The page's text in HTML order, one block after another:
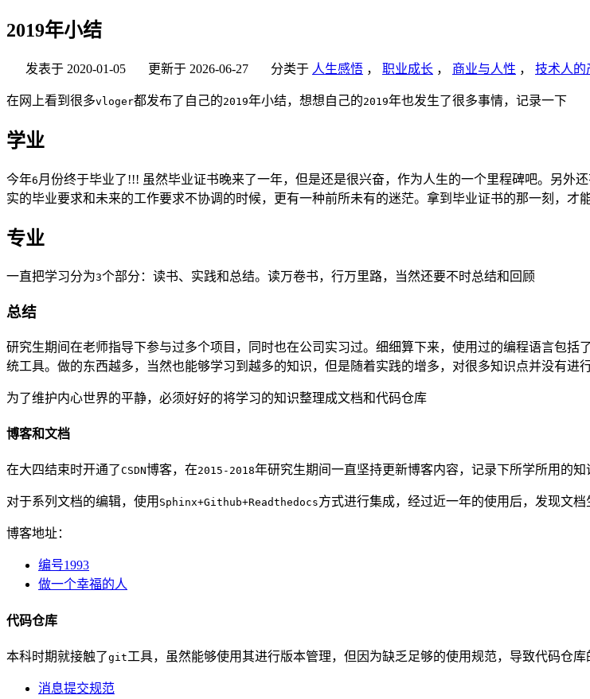
2019年小结
发表于 2020-01-05 更新于 2026-06-27 分类于 人生感悟 ， 职业成长 ， 商业与人性 ， 技术人的
在网上看到很多vloger都发布了自己的2019年小结，想想自己的2019年也发生了很多事情，记录一下
学业
今年6 月份终于毕业了!!! 虽然毕业证书晚来了一年，但是还是很兴奋，作为人生的一个里程碑吧。另外
实的毕业要求和未来的工作要求不协调的时候，更有一种前所未有的迷茫。拿到毕业证书的那一刻，才
专业
一直把学习分为3个部分：读书、实践和总结。读万卷书，行万里路，当然还要不时总结和回顾
总结
研究生期间在老师指导下参与过多个项目，同时也在公司实习过。细细算下来，使用过的编程语言包括了
统工具。做的东西越多，当然也能够学习到越多的知识，但是随着实践的增多，对很多知识点并没有
为了维护内心世界的平静，必须好好的将学习的知识整理成文档和代码仓库
博客和文档
在大四结束时开通了CSDN博客，在2015-2018年研究生期间一直坚持更新博客内容，记录下所学所用的
对于系列文档的编辑，使用 Sphinx+Github+Readthedocs方式进行集成，经过近一年的使用后，发现文档
博客地址：
编号1993
做一个幸福的人
代码仓库
本科时期就接触了git工具，虽然能够使用其进行版本管理，但因为缺乏足够的使用规范，导致代码仓
消息提交规范